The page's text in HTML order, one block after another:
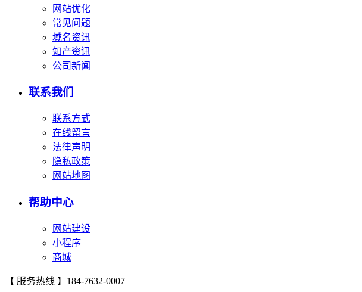
网站优化
常见问题
域名资讯
知产资讯
公司新闻
联系我们
联系方式
在线留言
法律声明
隐私政策
网站地图
帮助中心
网站建设
小程序
商城
【 服务热线 】 184-7632-0007